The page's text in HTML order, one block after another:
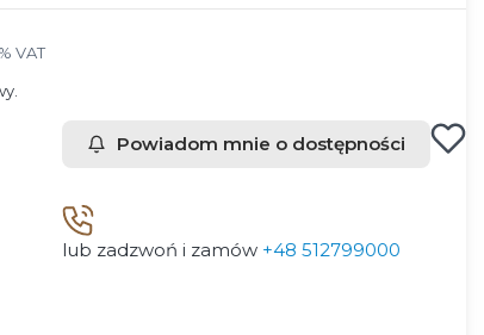
VAT
VAT
Powiadom mnie o dostępności
lub zadzwoń i zamów +48 512799000